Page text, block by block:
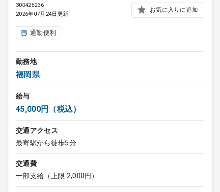
300426236
2026年07月24日更新
お気に入りに追加
通勤便利
勤務地
福岡県
給与
45,000円（税込）
交通アクセス
最寄駅から徒歩5分
交通費
一部支給（上限 2,000円）